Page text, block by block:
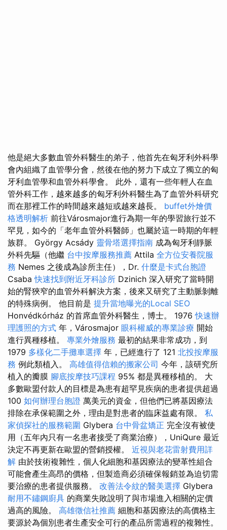
他是絕大多數血管外科醫生的弟子，他首先在匈牙利外科學
會內組織了血管學分會，然後在他的努力下成立了獨立的匈
牙利血管學和血管外科學會。 此外，還有一些年輕人在血
管外科工作，越來越多的匈牙利外科醫生為了血管外科研究
而在那裡工作的時間越來越短或越來越長。 buffet外燴價
格透明解析 前往Városmajor進行為期一年的學習旅行並不
罕見，如今的「老年血管外科醫師」也屬於這一時期的年輕
族群。 György Acsády 靈骨塔選擇指南 成為匈牙利靜脈
外科先驅（他繼 台中按摩服務推薦 Attila 全方位安養院服
務 Nemes 之後成為診所主任），Dr. 什麼是卡式台胞證
Csaba快速找到附近牙科診所 Dzinich 深入研究了當時開
始的腎狹窄的血管外科解決方案，後來又研究了主動脈剝離
的特殊病例。 他目前是 提升當地曝光的Local SEO
Honvédkórház 的首席血管外科醫生，博士。 1976快速辦
理護照的方式 年，Városmajor 眼科權威的專業診療 開始
進行異種移植。 專業外燴服務 最初的結果非常成功，到
1979 多樣化二手攤車選擇 年，已經進行了 121 北投按摩服
務 例此類植入。 高雄值得信賴的搬家公司 今年，該研究所
植入的瓣膜 腳底按摩技巧課程 95% 都是異種移植的。 大
多數歐盟付款人的目標是為患有超罕見疾病的患者提供超過
100 如何辦理台胞證 萬美元的資金，但他們已將基因療法
排除在承保範圍之外，理由是對患者的臨床益處有限。 私
家偵探社的服務範圍 Glybera 台中骨盆矯正 完全沒有被使
用（五年內只有一名患者接受了商業治療），UniQure 最近
決定不再更新在歐盟的營銷授權。 近視與老花雷射費用詳
解 由於技術複雜性，個人化細胞和基因療法的變革性組合
可能會產生高昂的價格，但製造商必須確保報銷並為迫切需
要治療的患者提供服務。 改善法令紋的醫美選擇 Glybera
耐用不鏽鋼廚具 的商業失敗說明了與市場進入相關的定價
過高的風險。 高雄徵信社推薦 細胞和基因療法的高價格主
要源於為個別患者生產安全可行的產品所需過程的複雜性。